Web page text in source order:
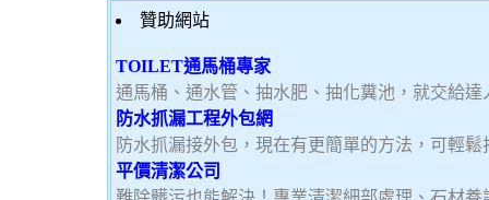
贊助網站
TOILET通馬桶專家
通馬桶、通水管、抽水肥、抽化糞池，就交給
防水抓漏工程外包網
防水抓漏接外包，現在有更簡單的方法，可輕
平價清潔公司